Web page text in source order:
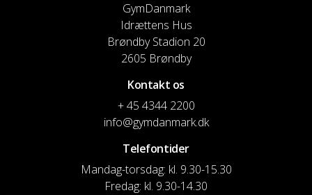
GymDanmark
Idrættens Hus
Brøndby Stadion 20
2605 Brøndby
Kontakt os
+ 45 4344 2200
info@gymdanmark.dk
Telefontider
Mandag-torsdag: kl. 9.30-15.30
Fredag: kl. 9.30-14.30